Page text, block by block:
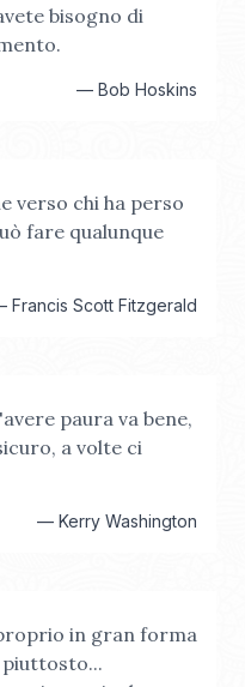
bisogno di
— Bob Hoskins
verso chi ha perso
fare qualunque
Francis Scott Fitzgerald
paura va bene,
a volte ci
— Kerry Washington
in gran forma